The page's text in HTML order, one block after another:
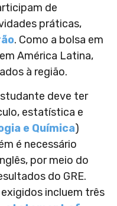
de
práticas,
. Como a bolsa em
América Latina,
à região.
deve ter
estatística e
e Química)
é necessário
por meio do
do GRE.
incluem três